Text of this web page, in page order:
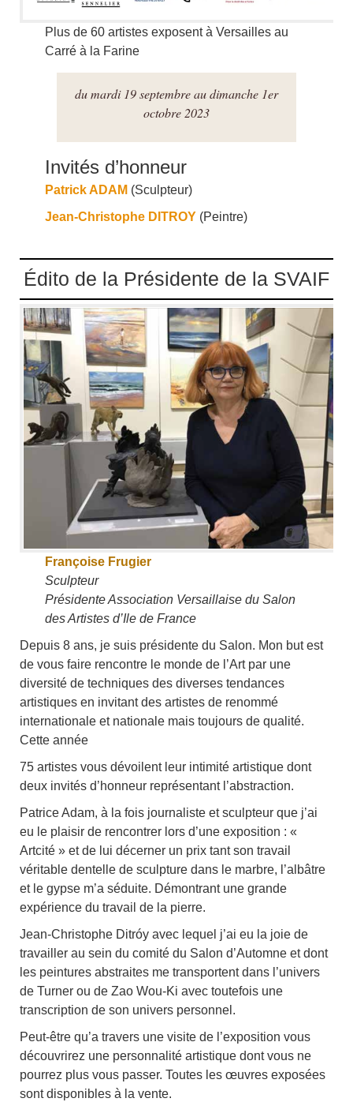
Plus de 60 artistes exposent à Versailles au
Carré à la Farine
du mardi 19 septembre au dimanche 1er
octobre 2023
Invités d’honneur
Patrick ADAM (Sculpteur)
Jean-Christophe DITROY(Peintre)
Édito de la Présidente de la SVAIF
Françoise Frugier
Sculpteur
Présidente Association Versaillaise du Salon
des Artistes d’Ile de France
Depuis 8 ans, je suis présidente du Salon. Mon but est
de vous faire rencontre le monde de l’Art par une
diversité de techniques des diverses tendances
artistiques en invitant des artistes de renommé
internationale et nationale mais toujours de qualité.
Cette année
75 artistes vous dévoilent leur intimité artistique dont
deux invités d’honneur représentant l’abstraction.
Patrice Adam, à la fois journaliste et sculpteur que j’ai
eu le plaisir de rencontrer lors d’une exposition : «
Artcité » et de lui décerner un prix tant son travail
véritable dentelle de sculpture dans le marbre, l’albâtre
et le gypse m’a séduite. Démontrant une grande
expérience du travail de la pierre.
Jean-Christophe Ditróy avec lequel j’ai eu la joie de
travailler au sein du comité du Salon d’Automne et dont
les peintures abstraites me transportent dans l’univers
de Turner ou de Zao Wou-Ki avec toutefois une
transcription de son univers personnel.
Peut-être qu’a travers une visite de l’exposition vous
découvrirez une personnalité artistique dont vous ne
pourrez plus vous passer. Toutes les œuvres exposées
sont disponibles à la vente.